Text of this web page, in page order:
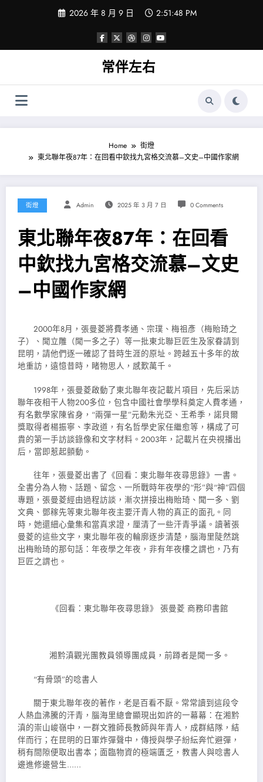
2026 年 8 月 9 日 2:51:49 PM
常伴左右
Home
街燈
東北聯年夜87年：在回看中欽找九宮格交流慕–文史–中國作家網
街燈 Admin 2025 年 3 月 7 日 0 Comments
東北聯年夜87年：在回看
中欽找九宮格交流慕–文史
–中國作家網
2000年8月，張曼菱將費孝通、宗璞、梅祖彥（梅貽琦之
子）、聞立雕（聞一多之子）等一批東北聯巨匠生及家眷請到
昆明，請他們逐一確認了昔時生涯的原址。跨越五十多年的故
地重訪，遠憶昔時，睹物思人，感歎萬千。
1998年，張曼菱啟動了東北聯年夜記載片項目，先后采訪
聯年夜相干人物200多位，包含中國社會學學科奠定人費孝通，
有名數學家陳省身，“兩彈一星”元勳朱光亞、王希季，諾貝爾
獎取得者楊振寧、李政道，有名哲學史家任繼愈等，構成了可
貴的第一手訪談錄像和文字材料。2003年，記載片在央視播出
后，當即惹起顫動。
往年，張曼菱出書了《回看：東北聯年夜尋思錄》一書。
全書分為人物、話題、留念、一所戰時年夜學的“形”與“神”四個
專題，張曼菱經由過程訪談，漸次拼接出梅貽琦、聞一多、劉
文典、鄧稼先等東北聯年夜主要汗青人物的真正的面孔。同
時，她還細心彙集和當真求證，厘清了一些汗青爭議。讀著張
曼菱的這些文字，東北聯年夜的輪廓逐步清楚，腦海里陡然跳
出梅貽琦的那句話：年夜學之年夜，非有年夜樓之謂也，乃有
巨匠之謂也。
《回看：東北聯年夜尋思錄》 張曼菱 商務印書館
湘黔滇觀光團教員領導團成員，前蹲者是聞一多。
“有骨頭”的唸書人
關于東北聯年夜的著作，老是百看不厭。常常讀到這段令
人熱血沸騰的汗青，腦海里總會顯現出如許的一幕幕：在湘黔
滇的崇山峻嶺中，一群文雅師長教師與年青人，成群結隊，結
伴而行；在昆明的日軍炸彈聲中，傳授與學子紛紜奔忙避彈，
稍有間隙便取出書本；面臨物資的極端匱乏，教書人與唸書人
邊進修邊營生……